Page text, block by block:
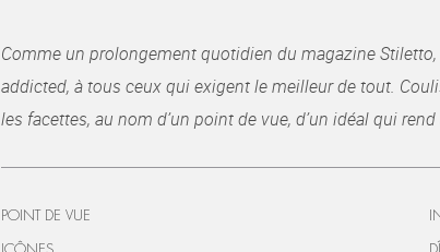
Comme un prolongement quotidien du magazine
addicted, à tous ceux qui exigent le meilleur de tout.
les facettes, au nom d’un point de vue, d’un idéal qui
POINT DE VUE